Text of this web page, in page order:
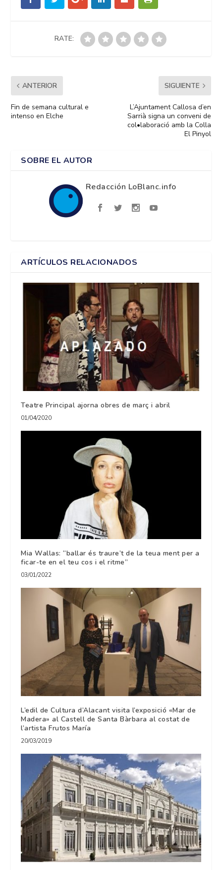
RATE:
ANTERIOR
Fin de semana cultural e
intenso en Elche
SIGUIENTE
L’Ajuntament Callosa d’en
Sarrià signa un conveni de
col•laboració amb la Colla
El Pinyol
SOBRE EL AUTOR
Redacción LoBlanc.info
ARTÍCULOS RELACIONADOS
Teatre Principal ajorna obres de març i abril
01/04/2020
Mia Wallas: “ballar és traure’t de la teua ment per a
ficar-te en el teu cos i el ritme”
03/01/2022
L’edil de Cultura d’Alacant visita l’exposició «Mar de
Madera» al Castell de Santa Bàrbara al costat de
l’artista Frutos María
20/03/2019